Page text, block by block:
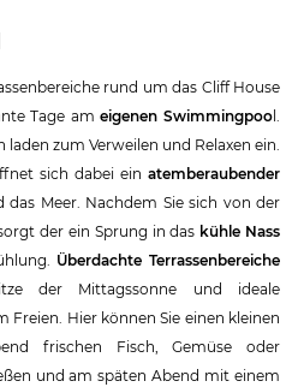
rund um das Cliff House
Tage am eigenen Swimmingpool.
zum Verweilen und Relaxen ein.
sich dabei ein atemberaubender
das Meer. Nachdem Sie sich von der
der ein Sprung in das kühle Nass
Überdachte Terrassenbereiche
der Mittagssonne und ideale
Freien. Hier können Sie einen kleinen
frischen Fisch, Gemüse oder
und am späten Abend mit einem